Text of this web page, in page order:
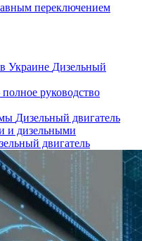
переключением
Украине Дизельный
руководство
Дизельный двигатель
и дизельными
двигатель